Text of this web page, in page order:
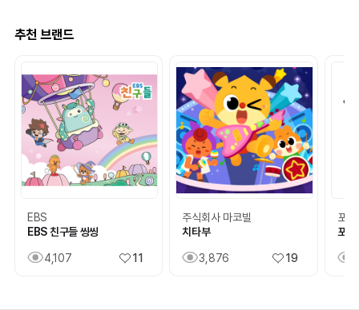
추천 브랜드
EBS
EBS 친구들 씽씽
4,107 11
주식회사 마코빌
치타부
3,876 19
포포
포포